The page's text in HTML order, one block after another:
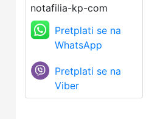
notafilia-kp-com
Pretplati se na
WhatsApp
Pretplati se na
Viber